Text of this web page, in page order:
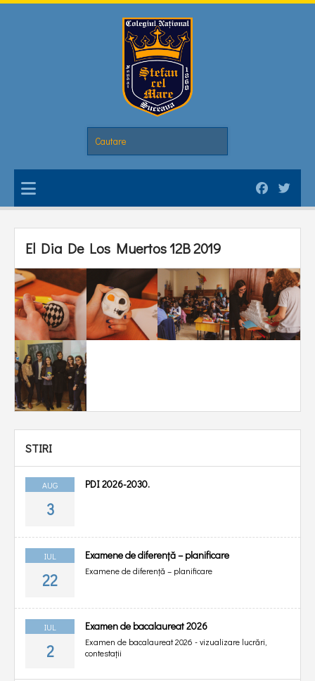
El Dia De Los Muertos 12B 2019
STIRI
AUG
3
PDI 2026-2030.
IUL
22
Examene de diferență – planificare
Examene de diferență – planificare
IUL
2
Examen de bacalaureat 2026
Examen de bacalaureat 2026 - vizualizare lucrări,
contestații